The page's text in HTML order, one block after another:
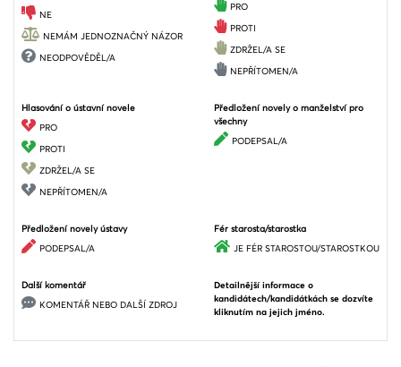
NE
NEMÁM JEDNOZNAČNÝ NÁZOR
NEODPOVĚDĚL/A
PRO
PROTI
ZDRŽEL/A SE
NEPŘÍTOMEN/A
Hlasování o ústavní novele
PRO
PROTI
ZDRŽEL/A SE
NEPŘÍTOMEN/A
Předložení novely o manželství pro
všechny
PODEPSAL/A
Předložení novely ústavy
PODEPSAL/A
Fér starosta/starostka
JE FÉR STAROSTOU/STAROSTKOU
Další komentář
KOMENTÁŘ NEBO DALŠÍ ZDROJ
Detailnější informace o
kandidátech/kandidátkách se dozvíte
kliknutím na jejich jméno.